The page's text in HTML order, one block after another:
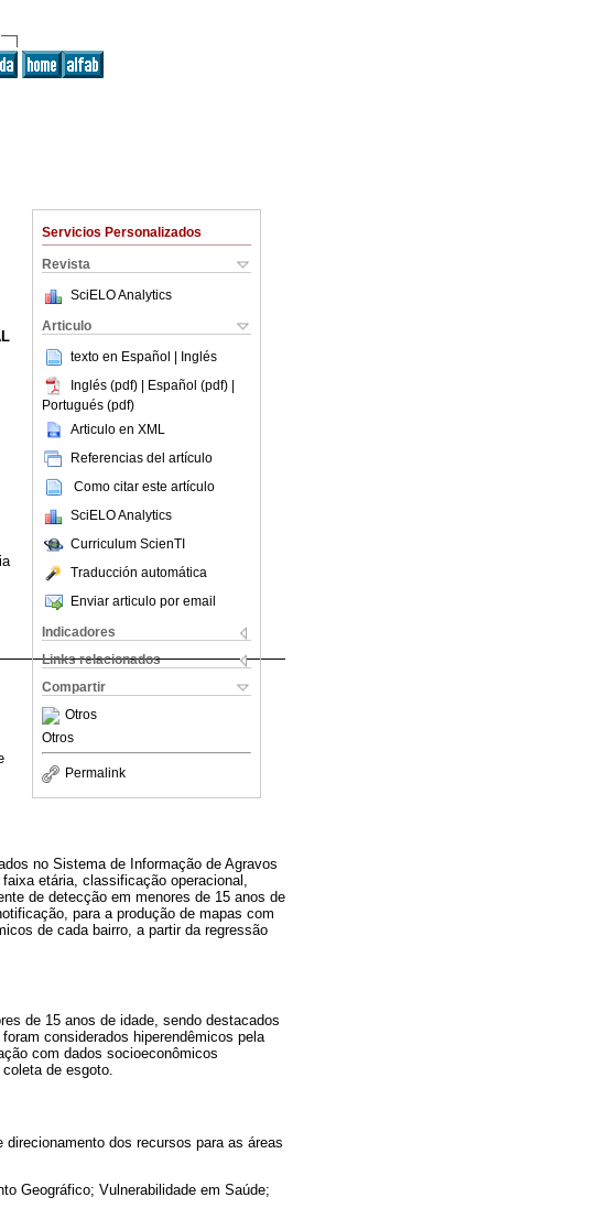
Servicios Personalizados
Revista
SciELO Analytics
Articulo
texto en Español | Inglés
Inglés (pdf) | Español (pdf) |
Portugués (pdf)
Articulo en XML
Referencias del artículo
Como citar este artículo
SciELO Analytics
Curriculum ScienTI
Traducción automática
Enviar articulo por email
Indicadores
Links relacionados
Compartir
Otros
Otros
Permalink
no Sistema de Informação de Agravos
etária, classificação operacional,
de detecção em menores de 15 anos de
para a produção de mapas com
de cada bairro, a partir da regressão
de 15 anos de idade, sendo destacados
considerados hiperendêmicos pela
com dados socioeconômicos
de esgoto.
dos recursos para as áreas
Geográfico; Vulnerabilidade em Saúde;